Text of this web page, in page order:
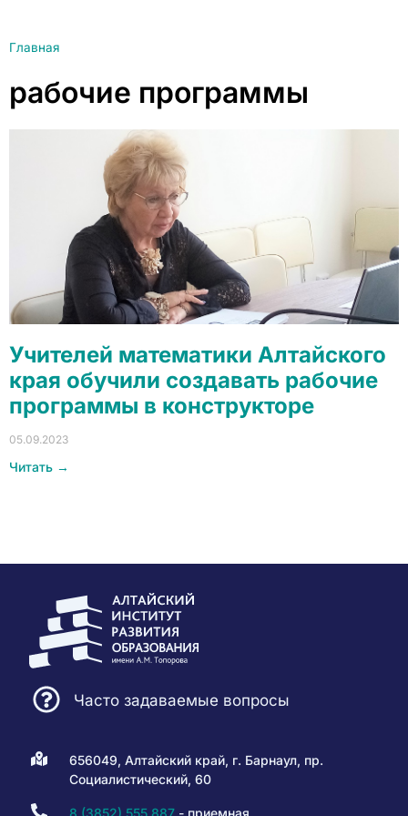
Главная
рабочие программы
Учителей математики Алтайского
края обучили создавать рабочие
программы в конструкторе
05.09.2023
Читать →
Часто задаваемые вопросы
656049, Алтайский край, г. Барнаул, пр.
Социалистический, 60
8 (3852) 555 887- приемная